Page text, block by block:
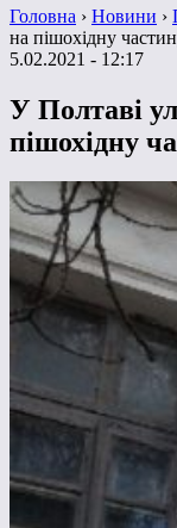
Головна › Новини ›
на пішохідну
5.02.2021 - 12:17
У Полтаві
пішохідну